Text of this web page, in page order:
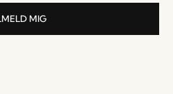
MIG